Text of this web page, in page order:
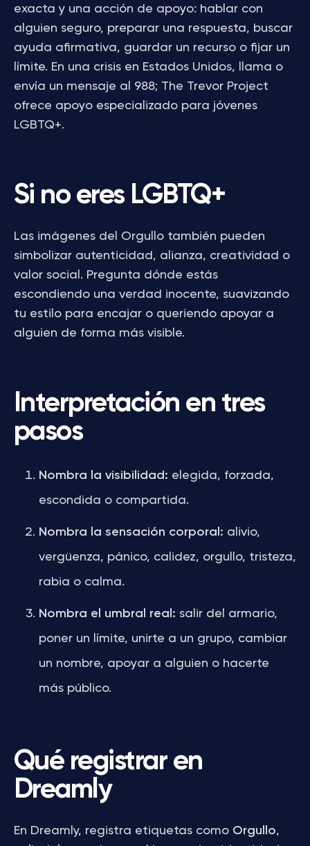
exacta y una acción de apoyo: hablar con
alguien seguro, preparar una respuesta, buscar
ayuda afirmativa, guardar un recurso o fijar un
límite. En una crisis en Estados Unidos, llama o
envía un mensaje al 988; The Trevor Project
ofrece apoyo especializado para jóvenes
LGBTQ+.
Si no eres LGBTQ+
Las imágenes del Orgullo también pueden
simbolizar autenticidad, alianza, creatividad o
valor social. Pregunta dónde estás
escondiendo una verdad inocente, suavizando
tu estilo para encajar o queriendo apoyar a
alguien de forma más visible.
Interpretación en tres
pasos
Nombra la visibilidad: elegida, forzada,
escondida o compartida.
Nombra la sensación corporal: alivio,
vergüenza, pánico, calidez, orgullo, tristeza,
rabia o calma.
Nombra el umbral real: salir del armario,
poner un límite, unirte a un grupo, cambiar
un nombre, apoyar a alguien o hacerte
más público.
Qué registrar en
Dreamly
En Dreamly, registra etiquetas como Orgullo,